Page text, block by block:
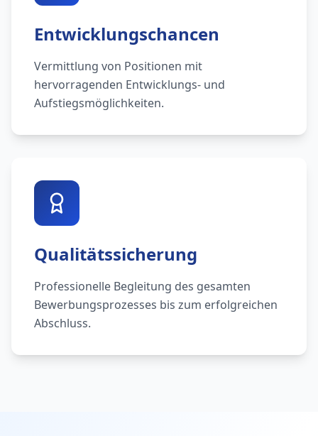
Entwicklungschancen
Vermittlung von Positionen mit
hervorragenden Entwicklungs- und
Aufstiegsmöglichkeiten.
Qualitätssicherung
Professionelle Begleitung des gesamten
Bewerbungsprozesses bis zum erfolgreichen
Abschluss.